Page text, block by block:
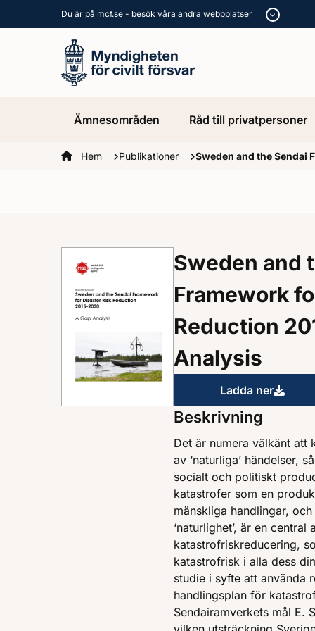
Du är på mcf.se - besök våra andra webbplatser
Ämnesområden Råd till privatpersoner
Startsidan
Hem Publikationer Sweden and the Sendai
Sweden and
Framework
Reduction
Analysis
Ladda ner
Sweden
Beskrivning
Det är numera välkänt att
av ‘naturliga’ händelser,
socialt och politiskt
katastrofer som en
mänskliga handlingar,
‘naturlighet’, är en
katastrofriskreducering,
katastrofrisk i alla dess
studie i syfte att använda
handlingsplan för
Sendairamverkets mål E.